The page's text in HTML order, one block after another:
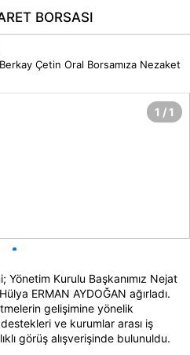
BORSASI
Çetin Oral Borsamıza Nezaket
1 / 1
Kurulu Başkanımız Nejat
ERMAN AYDOĞAN ağırladı.
gelişimine yönelik
ve kurumlar arası iş
görüş alışverişinde bulunuldu.